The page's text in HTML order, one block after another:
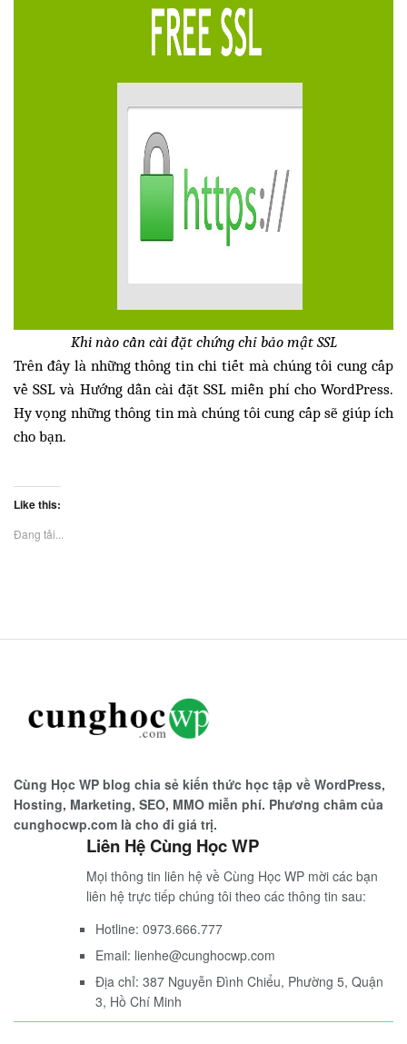
Khi nào cần cài đặt chứng chỉ bảo mật SSL
Trên đây là những thông tin chi tiết mà chúng tôi cung cấp
về SSL và Hướng dẫn cài đặt SSL miễn phí cho WordPress.
Hy vọng những thông tin mà chúng tôi cung cấp sẽ giúp ích
cho bạn.
Like this:
Đang tải...
Cùng Học WP blog chia sẻ kiến thức học tập về WordPress,
Hosting, Marketing, SEO, MMO miễn phí. Phương châm của
cunghocwp.com là cho đi giá trị.
Liên Hệ Cùng Học WP
Mọi thông tin liên hệ về Cùng Học WP mời các bạn
liên hệ trực tiếp chúng tôi theo các thông tin sau:
Hotline: 0973.666.777
Email: lienhe@cunghocwp.com
Địa chỉ: 387 Nguyễn Đình Chiểu, Phường 5, Quận
3, Hồ Chí Minh